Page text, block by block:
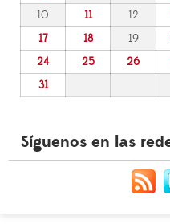
10
11 12
17
18 19
24
25 26
31
Síguenos en las